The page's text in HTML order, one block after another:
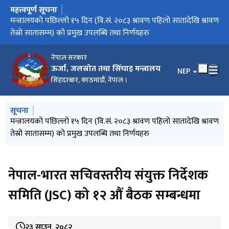
नेपाल सरकार
ऊर्जा, जलस्रोत तथा सिँचाइ मन्त्रालय
सिंहदरबार, काठमाडौं, नेपाल ।
भाषा चयन गर्नुहोस्
NEP
मुख्य नेभिगेसनमा जानुहोस्
महत्त्वपूर्ण सूचना
मिति २०८३/०३/३२ को निर्णयानुसार मन्त्रालय अन्तर्गतका निकायहरुको
स्वीकृत संगठन संरचना
मन्त्रालयको पछिल्लो १५ दिन (वि.सं. २०८३ श्रावण पहिलो सातादेखि श्रावण
तेस्रो सातासम्म) को प्रमुख उपलब्धि तथा निर्णयहरु
विद्युत सेवा सम्बन्धी गुनासो सम्बोधन गर्ने व्यवस्था मिलाइएको सम्बन्धमा
गुनासो सम्बोधन गर्ने व्यवस्था मिलाइएको सम्बन्धमा
वार्षिक विकास कार्यक्रम (आ.व. २०८३/८४)
मुख्य नेभिगेसनमा जानुहोस्
सूचना
मिति २०८३/०३/३२ को निर्णयानुसार मन्त्रालय अन्तर्गतका निकायहरुको
स्वीकृत संगठन संरचना
मन्त्रालयको पछिल्लो १५ दिन (वि.सं. २०८३ श्रावण पहिलो सातादेखि श्रावण
तेस्रो सातासम्म) को प्रमुख उपलब्धि तथा निर्णयहरु
विद्युत सेवा सम्बन्धी गुनासो सम्बोधन गर्ने व्यवस्था मिलाइएको सम्बन्धमा
गुनासो सम्बोधन गर्ने व्यवस्था मिलाइएको सम्बन्धमा
वार्षिक विकास कार्यक्रम (आ.व. २०८३/८४)
नेपाल-भारत सचिवस्तरीय संयुक्त निर्देशक
समिति (JSC) को १२ औं बैठक सम्बन्धमा